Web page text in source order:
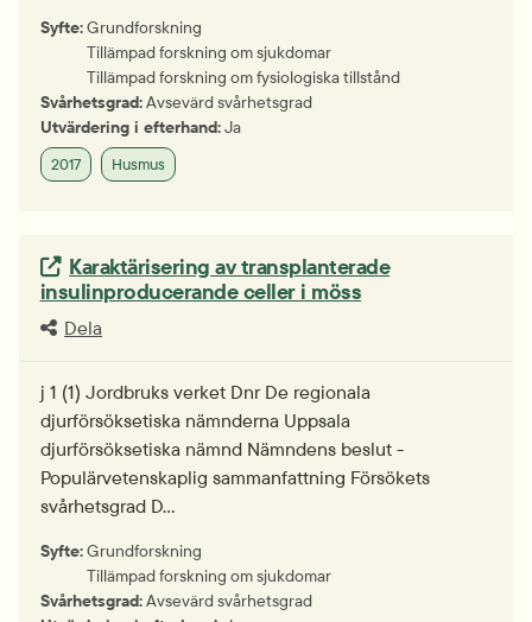
Syfte:Grundforskning
Tillämpad forskning om sjukdomar
Tillämpad forskning om fysiologiska tillstånd
Svårhetsgrad:Avsevärd svårhetsgrad
Utvärdering i efterhand:Ja
2017 Husmus
Extern länk.
Karaktärisering av transplanterade
insulinproducerande celler i möss
Dela
j 1 (1) Jordbruks verket Dnr De regionala
djurförsöksetiska nämnderna Uppsala
djurförsöksetiska nämnd Nämndens beslut -
Populärvetenskaplig sammanfattning Försökets
svårhetsgrad D…
Syfte:Grundforskning
Tillämpad forskning om sjukdomar
Svårhetsgrad:Avsevärd svårhetsgrad